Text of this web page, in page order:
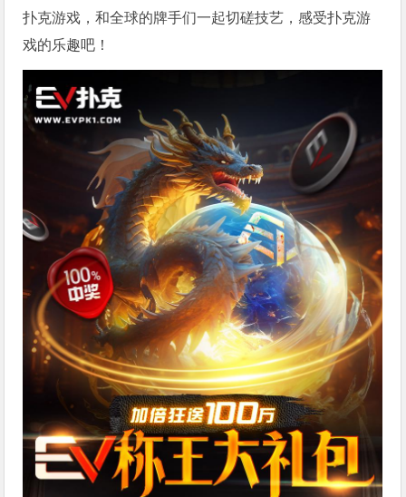
扑克游戏，和全球的牌手们一起切磋技艺，感受扑克游
戏的乐趣吧！